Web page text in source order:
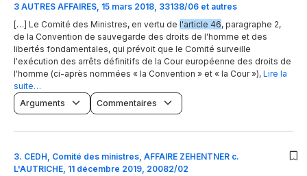
3 AUTRES AFFAIRES, 15 mars 2018, 33138/06 et autres
[…] Le Comité des Ministres, en vertu de l'article 46, paragraphe 2,
de la Convention de sauvegarde des droits de l'homme et des
libertés fondamentales, qui prévoit que le Comité surveille
l'exécution des arrêts définitifs de la Cour européenne des droits de
l'homme (ci-après nommées « la Convention » et « la Cour »), Lire la
suite…
Arguments
Commentaires
3. CEDH, Comité des ministres, AFFAIRE ZEHENTNER c.
L'AUTRICHE, 11 décembre 2019, 20082/02